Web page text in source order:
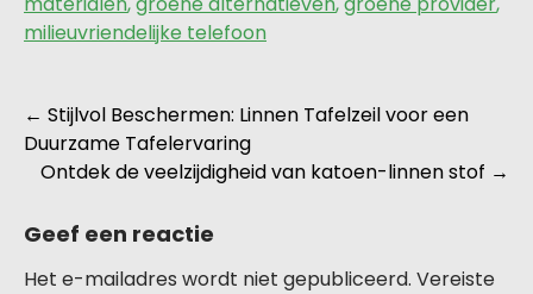
milieuvriendelijke telefoon
Berichtnavigatie
← Stijlvol Beschermen: Linnen Tafelzeil voor een
Duurzame Tafelervaring
Ontdek de veelzijdigheid van katoen-linnen stof →
Geef een reactie
Het e-mailadres wordt niet gepubliceerd. Vereiste